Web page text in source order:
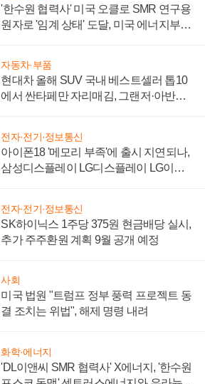
'한수원 협력사' 미국 오클로 SMR 연구용
원자로 '임계 상태' 도달, 미국 에너지부
자동차·부품
현대차 올해 SUV 국내 베스트셀러 톱10
에서 싼타페만 자리매김, 그랜저·아반떼
전자·전기·정보통신
아이폰18 '메모리 부족'에 출시 지연되나,
삼성디스플레이 LG디스플레이 LG이노
전자·전기·정보통신
SK하이닉스 1주당 375원 현금배당 실시,
추가 주주환원 계획 9월 공개 예정
사회
미국 법원 "트럼프 정부 풍력 프로젝트 동
결 조치는 위법", 해제 명령 내려
화학·에너지
'DL이앤씨 SMR 협력사' X에너지, '한수원